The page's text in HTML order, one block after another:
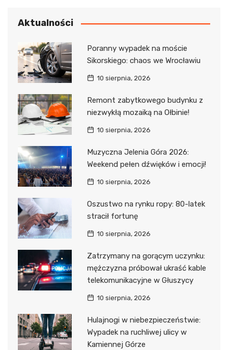
Aktualności
Poranny wypadek na moście
Sikorskiego: chaos we Wrocławiu
10 sierpnia, 2026
Remont zabytkowego budynku z
niezwykłą mozaiką na Ołbinie!
10 sierpnia, 2026
Muzyczna Jelenia Góra 2026:
Weekend pełen dźwięków i emocji!
10 sierpnia, 2026
Oszustwo na rynku ropy: 80-latek
stracił fortunę
10 sierpnia, 2026
Zatrzymany na gorącym uczynku:
mężczyzna próbował ukraść kable
telekomunikacyjne w Głuszycy
10 sierpnia, 2026
Hulajnogi w niebezpieczeństwie:
Wypadek na ruchliwej ulicy w
Kamiennej Górze